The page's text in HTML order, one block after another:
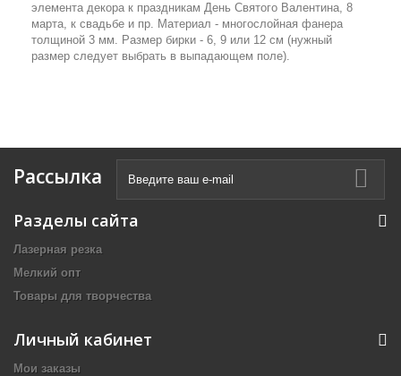
элемента декора к праздникам День Святого Валентина, 8
марта, к свадьбе и пр. Материал - многослойная фанера
толщиной 3 мм. Размер бирки - 6, 9 или 12 см (нужный
размер следует выбрать в выпадающем поле).
Рассылка
Разделы сайта
Лазерная резка
Мелкий опт
Товары для творчества
Личный кабинет
Мои заказы